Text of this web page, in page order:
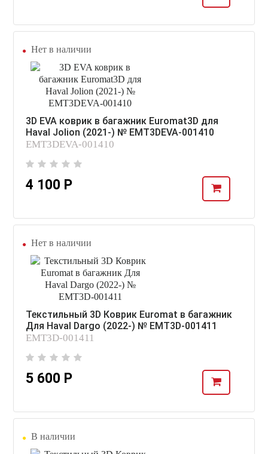
Нет в наличии
3D EVA коврик в багажник Euromat3D для
Haval Jolion (2021-) № EMT3DEVA-001410
EMT3DEVA-001410
4 100 Р
Нет в наличии
Текстильный 3D Коврик Euromat в багажник
Для Haval Dargo (2022-) № EMT3D-001411
EMT3D-001411
5 600 Р
В наличии